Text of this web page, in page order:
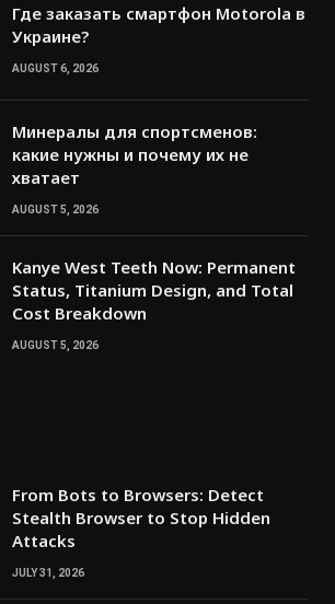
Где заказать смартфон Motorola в
Украине?
AUGUST 6, 2026
Минералы для спортсменов:
какие нужны и почему их не
хватает
AUGUST 5, 2026
Kanye West Teeth Now: Permanent
Status, Titanium Design, and Total
Cost Breakdown
AUGUST 5, 2026
From Bots to Browsers: Detect
Stealth Browser to Stop Hidden
Attacks
JULY 31, 2026